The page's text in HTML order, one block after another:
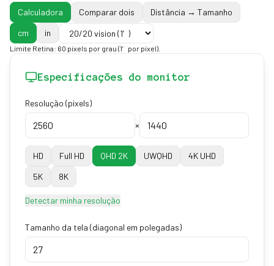
Calculadora Comparar dois
Distância → Tamanho
cm
in
Limite Retina: 60 pixels por grau (1′ por pixel).
Especificações do monitor
Resolução (pixels)
×
HD Full HD QHD 2K UWQHD
4K UHD
5K
8K
Detectar minha resolução
Tamanho da tela (diagonal em polegadas)